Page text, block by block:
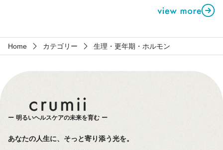
Home カテゴリー 生理・更年期・ホルモン
明るいヘルスケアの未来を育む
あなたの人生に、そっと寄り添う光を。